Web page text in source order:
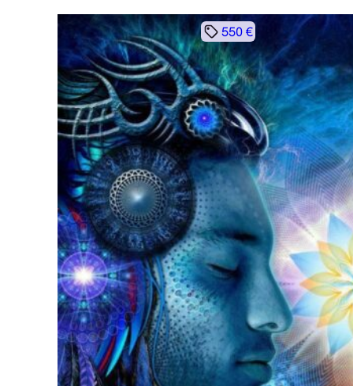
550 €